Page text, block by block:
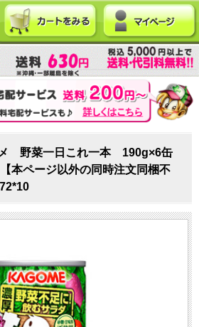
メ 野菜一日これ一本 190g×6缶
本ページ以外の同時注文同梱不